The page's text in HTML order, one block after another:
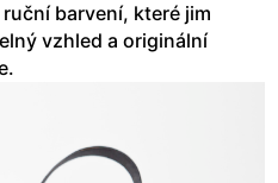
barvení, které jim
vzhled a originální